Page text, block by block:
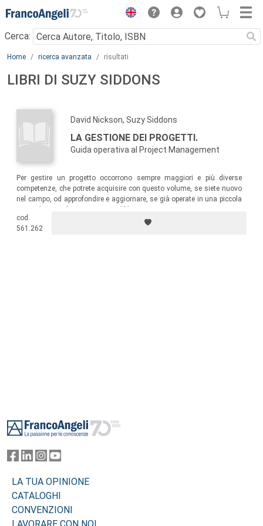
Menu
Cerca:
Main content
Home ricerca avanzata risultati
LIBRI DI SUZY SIDDONS
David Nickson, Suzy Siddons
LA GESTIONE DEI PROGETTI.
Guida operativa al Project Management
Per gestire un progetto occorrono sempre maggiori e più diverse
competenze, che potrete acquisire con questo volume, se siete nuovo
nel campo, od approfondire e aggiornare, se già operate in una piccola
cod.
561.262
LA TUA OPINIONE
CATALOGHI
CONVENZIONI